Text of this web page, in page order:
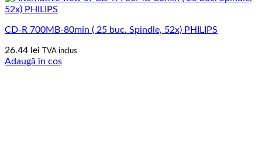
CD-R 700MB-80min ( 25 buc. Spindle, 52x) PHILIPS
26.44 lei TVA inclus
Adaugă în coș